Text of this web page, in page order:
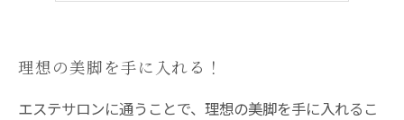
理想の美脚を手に入れる！
エステサロンに通うことで、理想の美脚を手に入れるこ